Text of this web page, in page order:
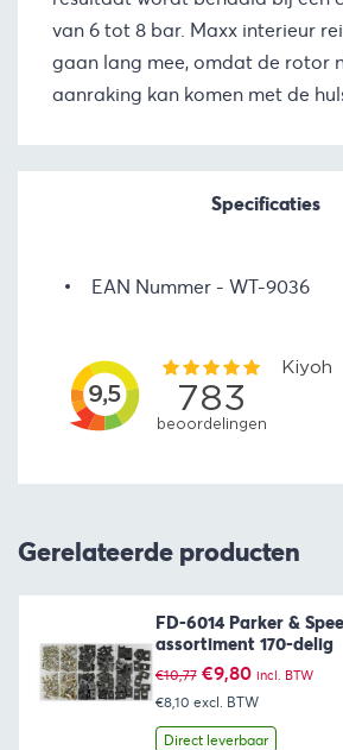
van 6 tot 8 bar. Maxx interieur
gaan lang mee, omdat de rotor
aanraking kan komen met de
Specificaties
EAN Nummer WT-9036
Gerelateerde producten
FD-6014 Parker &
assortiment 170-delig
€10,77 Oorspronkelijke
prijs
was:
€10,77.
€9,80Huidige
prijs
is:
€9,80.
incl. BTW
€8,10 excl. BTW
Direct leverbaar